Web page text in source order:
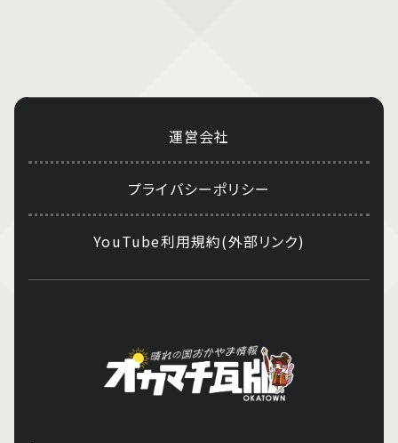
運営会社
プライバシーポリシー
YouTube利用規約(外部リンク)